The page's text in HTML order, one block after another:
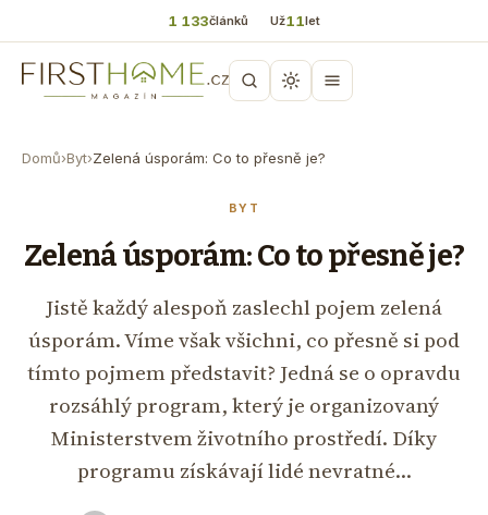
1 133článků Už11let
Domů›Byt›Zelená úsporám: Co to přesně je?
BYT
Zelená úsporám: Co to přesně je?
Jistě každý alespoň zaslechl pojem zelená
úsporám. Víme však všichni, co přesně si pod
tímto pojmem představit? Jedná se o opravdu
rozsáhlý program, který je organizovaný
Ministerstvem životního prostředí. Díky
programu získávají lidé nevratné…